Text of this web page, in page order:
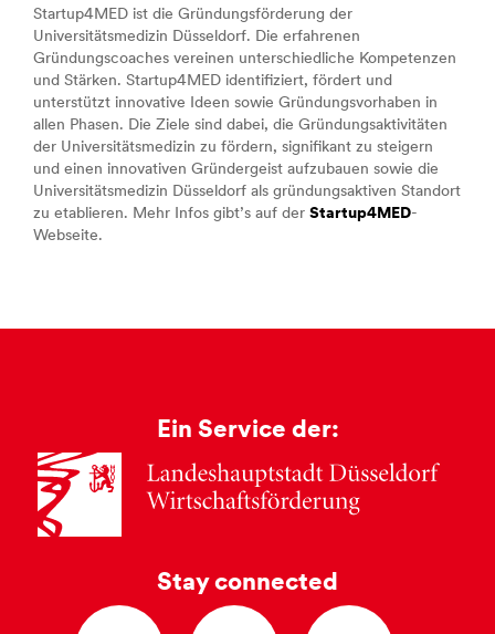
Startup4MED ist die Gründungsförderung der
Universitätsmedizin Düsseldorf. Die erfahrenen
Gründungscoaches vereinen unterschiedliche Kompetenzen
und Stärken. Startup4MED identifiziert, fördert und
unterstützt innovative Ideen sowie Gründungsvorhaben in
allen Phasen. Die Ziele sind dabei, die Gründungsaktivitäten
der Universitätsmedizin zu fördern, signifikant zu steigern
und einen innovativen Gründergeist aufzubauen sowie die
Universitätsmedizin Düsseldorf als gründungsaktiven Standort
zu etablieren. Mehr Infos gibt’s auf der Startup4MED-
Webseite.
Ein Service der:
Stay connected